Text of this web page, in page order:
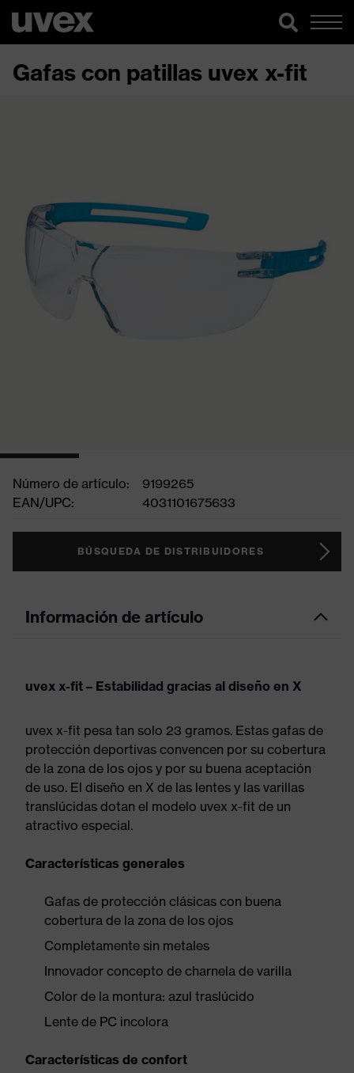
Gafas con patillas uvex x-fit
Número de artículo:
9199265
EAN/UPC:
4031101675633
BÚSQUEDA DE DISTRIBUIDORES
Información de artículo
uvex x-fit – Estabilidad gracias al diseño en X
uvex x-fit pesa tan solo 23 gramos. Estas gafas de
protección deportivas convencen por su cobertura
de la zona de los ojos y por su buena aceptación
de uso. El diseño en X de las lentes y las varillas
translúcidas dotan el modelo uvex x-fit de un
atractivo especial.
Características generales
Gafas de protección clásicas con buena
cobertura de la zona de los ojos
Completamente sin metales
Innovador concepto de charnela de varilla
Color de la montura: azul traslúcido
Lente de PC incolora
Características de confort